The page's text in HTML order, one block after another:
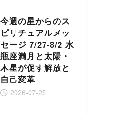
今週の星からのス
ピリチュアルメッ
セージ 7/27-8/2 水
瓶座満月と太陽・
木星が促す解放と
自己変革
2026-07-25